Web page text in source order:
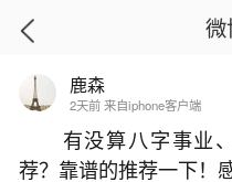
首页
1990年女
鹿森
2天前 来自iphone客户端
有没算八字事业、
荐？靠谱的推荐一下！